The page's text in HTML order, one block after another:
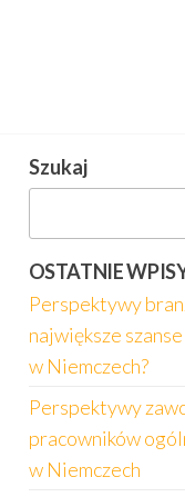
Szukaj
OSTATNIE
Perspektywy
największe
w Niemczech?
Perspektywy
pracowników
w Niemczech